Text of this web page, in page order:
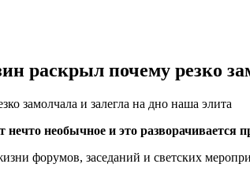
раскрыл почему резко
необычное и это разворачивается
форумов, заседаний и светских